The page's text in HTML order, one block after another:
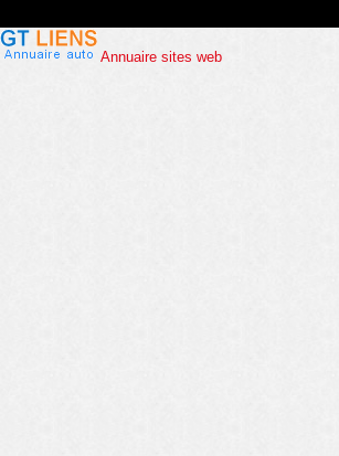
Annuaire sites web